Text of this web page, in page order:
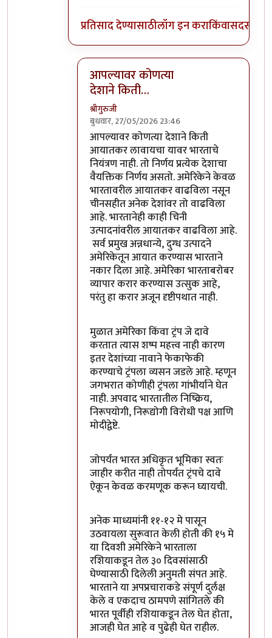
प्रतिसाद देण्यासाठीलॉग इन कराकिंवासदस्य व्हा
आपल्यावर कोणत्या
देशाने किती…
श्रीगुरुजी
बुधवार, 27/05/2026 23:46
In reply toअमेरिकेने भारतावर 3% असलेले…
आपल्यावर कोणत्या देशाने किती
आयातकर लावायचा यावर भारताचे
नियंत्रण नाही. तो निर्णय प्रत्येक देशाचा
वैयक्तिक निर्णय असतो. अमेरिकेने केवळ
भारतावरील आयातकर वाढविला नसून
चीनसहीत अनेक देशांवर तो वाढविला
आहे. भारतानेही काही चिनी
उत्पादनांवरील आयातकर वाढविला आहे.
सर्व प्रमुख अन्नधान्ये, दुग्ध उत्पादने
अमेरिकेतून आयात करण्यास भारताने
नकार दिला आहे. अमेरिका भारताबरोबर
व्यापार करार करण्यास उत्सुक आहे,
परंतु हा करार अजून दृष्टीपथात नाही.
मुळात अमेरिका किंवा ट्रंप जे दावे
करतात त्यास शष्प महत्त्व नाही कारण
इतर देशांच्या नावाने फेकाफेकी
करण्याचे ट्रंपला व्यसन जडले आहे. म्हणून
जगभरात कोणीही ट्रंपला गांभीर्याने घेत
नाही. अपवाद भारतातील निष्क्रिय,
निरूपयोगी, निरूद्योगी विरोधी पक्ष आणि
मोदीद्वेष्टे.
जोपर्यंत भारत अधिकृत भूमिका स्वतः
जाहीर करीत नाही तोपर्यंत ट्रंपचे दावे
ऐकून केवळ करमणूक करून घ्यायची.
अनेक माध्यमांनी ११-१२ मे पासून
उठवायला सुरूवात केली होती की १५ मे
या दिवशी अमेरिकेने भारताला
रशियाकडून तेल ३० दिवसांसाठी
घेण्यासाठी दिलेली अनुमती संपत आहे.
भारताने या अपप्रचाराकडे संपूर्ण दुर्लक्ष
केले व एकदाच ठामपणे सांगितले की
भारत पूर्वीही रशियाकडून तेल घेत होता,
आजही घेत आहे व पुढेही घेत राहील.